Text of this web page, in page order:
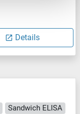
Details
Sandwich ELISA